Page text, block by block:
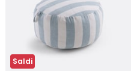
Saldi